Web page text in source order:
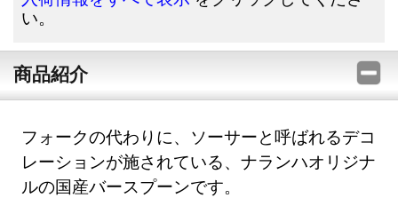
い。
商品紹介
フォークの代わりに、ソーサーと呼ばれるデコ
レーションが施されている、ナランハオリジナ
ルの国産バースプーンです。